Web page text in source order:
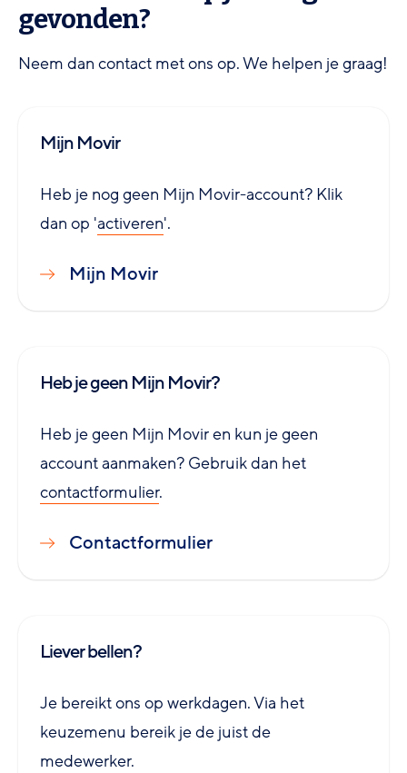
gevonden?
Neem dan contact met ons op. We helpen je graag!
Mijn Movir
Heb je nog geen Mijn Movir-account? Klik
dan op 'activeren'.
Mijn Movir
Heb je geen Mijn Movir?
Heb je geen Mijn Movir en kun je geen
account aanmaken? Gebruik dan het
contactformulier.
Contactformulier
Liever bellen?
Je bereikt ons op werkdagen. Via het
keuzemenu bereik je de juist de
medewerker.